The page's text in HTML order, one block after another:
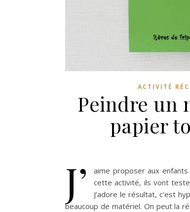
ACTIVITÉ
Peindre un
papier
J’
aime proposer aux
cette activité, ils vont
J’adore le résultat, c’est
beaucoup de matériel. On peut la